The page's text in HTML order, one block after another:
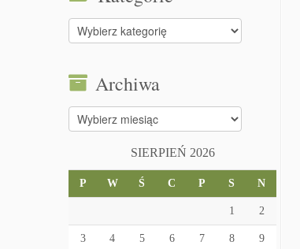
Kategorie
Archiwa
Archiwa
SIERPIEŃ 2026
P W Ś C P S N
1 2
3 4 5 6 7 8 9